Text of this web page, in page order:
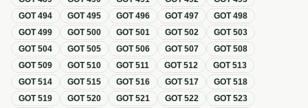
GOT494 GOT495 GOT496 GOT497 GOT498
GOT499 GOT500 GOT501 GOT502 GOT503
GOT504 GOT505 GOT506 GOT507 GOT508
GOT509 GOT510 GOT511 GOT512 GOT513
GOT514 GOT515 GOT516 GOT517 GOT518
GOT519 GOT520 GOT521 GOT522 GOT523